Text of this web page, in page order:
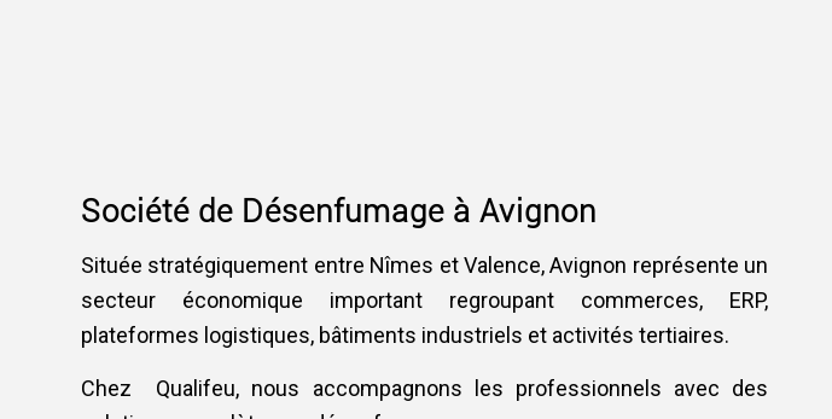
Société de Désenfumage à Avignon
Située stratégiquement entre Nîmes et Valence, Avignon représente un
secteur économique important regroupant commerces, ERP,
plateformes logistiques, bâtiments industriels et activités tertiaires.
Chez
Qualifeu, nous accompagnons les professionnels avec des